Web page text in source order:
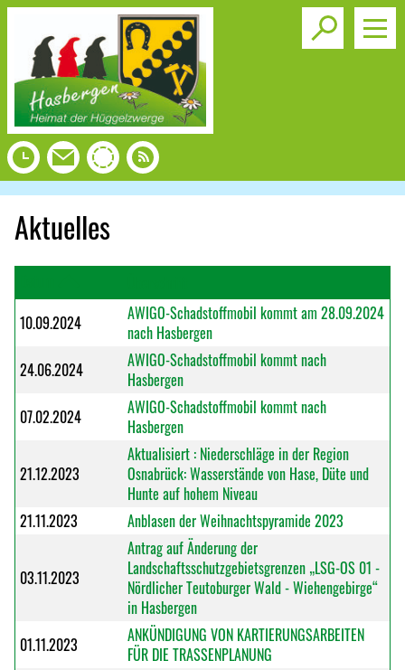
Toggle
Aktuelles
10.09.2024
AWIGO-Schadstoffmobil kommt am 28.09.2024
nach Hasbergen
24.06.2024
AWIGO-Schadstoffmobil kommt nach
Hasbergen
07.02.2024
AWIGO-Schadstoffmobil kommt nach
Hasbergen
21.12.2023
Aktualisiert : Niederschläge in der Region
Osnabrück: Wasserstände von Hase, Düte und
Hunte auf hohem Niveau
21.11.2023
Anblasen der Weihnachtspyramide 2023
03.11.2023
Antrag auf Änderung der
Landschaftsschutzgebietsgrenzen „LSG-OS 01 -
Nördlicher Teutoburger Wald - Wiehengebirge“
in Hasbergen
01.11.2023
ANKÜNDIGUNG VON KARTIERUNGSARBEITEN
FÜR DIE TRASSENPLANUNG